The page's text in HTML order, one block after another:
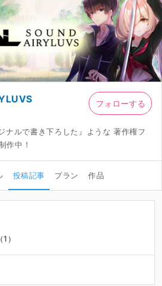
ナルで書き下ろした』ような 著作権フ
作中！
フォローする
投稿記事 プラン 作品
）